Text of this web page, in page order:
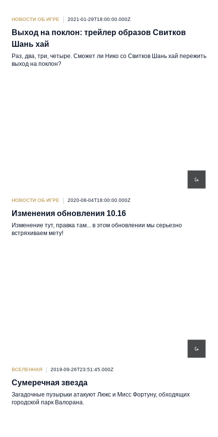
НОВОСТИ ОБ ИГРЕ 2021-01-29T18:00:00.000Z
Выход на поклон: трейлер образов Свитков
Шань хай
Раз, два, три, четыре. Сможет ли Нико со Свитков Шань хай пережить
выход на поклон?
НОВОСТИ ОБ ИГРЕ 2020-08-04T18:00:00.000Z
Изменения обновления 10.16
Изменение тут, правка там... в этом обновлении мы серьезно
встряхиваем мету!
ВСЕЛЕННАЯ 2019-09-26T23:51:45.000Z
Сумеречная звезда
Загадочные пузырьки атакуют Люкс и Мисс Фортуну, обходящих
городской парк Валорана.